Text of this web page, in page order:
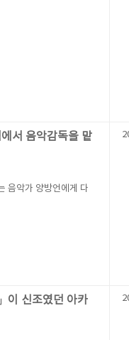
서 음악감독을 맡
음악가 양방언에게 다
이 신조였던 아카